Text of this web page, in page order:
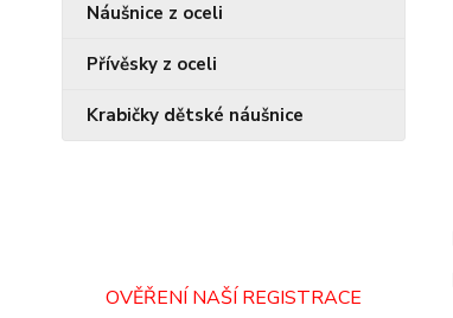
Náušnice z oceli
Přívěsky z oceli
Krabičky dětské náušnice
OVĚŘENÍ NAŠÍ REGISTRACE